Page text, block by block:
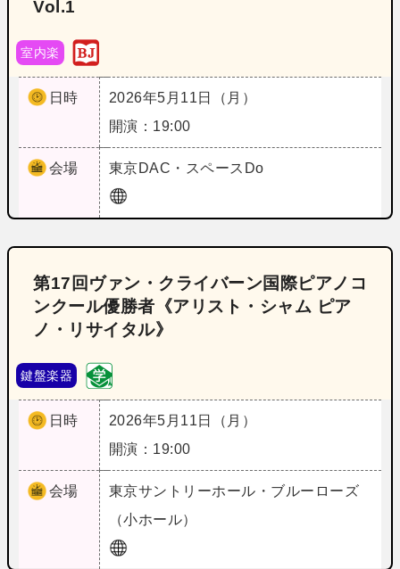
Vol.1
室内楽
日時
2026年5月11日（月）
開演：19:00
会場 東京DAC・スペースDo
第17回ヴァン・クライバーン国際ピアノコ
ンクール優勝者《アリスト・シャム ピア
ノ・リサイタル》
鍵盤楽器
日時
2026年5月11日（月）
開演：19:00
会場 東京サントリーホール・ブルーローズ
（小ホール）